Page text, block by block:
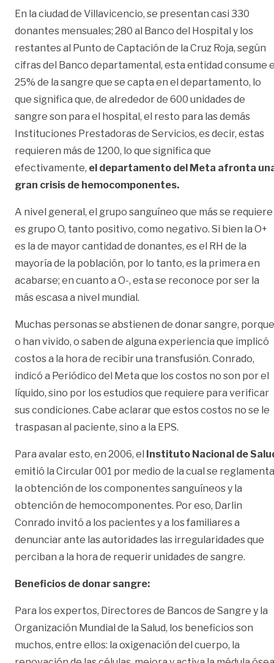
En la ciudad de Villavicencio, se presentan casi 330
donantes mensuales; 280 al Banco del Hospital y los
restantes al Punto de Captación de la Cruz Roja, según
cifras del Banco departamental, esta entidad consume
25% de la sangre que se capta en el departamento, lo
que significa que, de alrededor de 600 unidades de
sangre son para el hospital, el resto para las demás
Instituciones Prestadoras de Servicios, es decir, estas
requieren más de 1200, lo que significa que
efectivamente, el departamento del Meta afronta
gran crisis de hemocomponentes.
A nivel general, el grupo sanguíneo que más se requiere
es grupo O, tanto positivo, como negativo. Si bien la O+
es la de mayor cantidad de donantes, es el RH de la
mayoría de la población, por lo tanto, es la primera en
acabarse; en cuanto a O-, esta se reconoce por ser la
más escasa a nivel mundial.
Muchas personas se abstienen de donar sangre,
o han vivido, o saben de alguna experiencia que implicó
costos a la hora de recibir una transfusión. Conrado,
indicó a Periódico del Meta que los costos no son por el
líquido, sino por los estudios que requiere para verificar
sus condiciones. Cabe aclarar que estos costos no se le
traspasan al paciente, sino a la EPS.
Para avalar esto, en 2006, el Instituto Nacional de
emitió la Circular 001 por medio de la cual se reglamenta
la obtención de los componentes sanguíneos y la
obtención de hemocomponentes. Por eso, Darlin
Conrado invitó a los pacientes y a los familiares a
denunciar ante las autoridades las irregularidades que
perciban a la hora de requerir unidades de sangre.
Beneficios de donar sangre:
Para los expertos, Directores de Bancos de Sangre y la
Organización Mundial de la Salud, los beneficios son
muchos, entre ellos: la oxigenación del cuerpo, la